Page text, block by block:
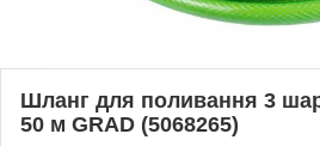
Шланг для поливання 3
50 м GRAD (5068265)